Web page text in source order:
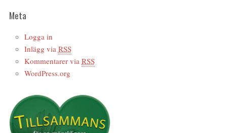
Meta
Logga in
Inlägg via RSS
Kommentarer via RSS
WordPress.org